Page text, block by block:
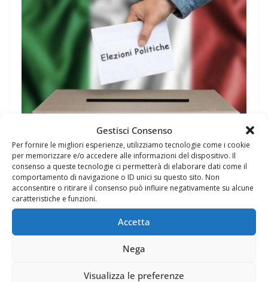
Gestisci Consenso
Per fornire le migliori esperienze, utilizziamo tecnologie come i cookie
per memorizzare e/o accedere alle informazioni del dispositivo. Il
consenso a queste tecnologie ci permetterà di elaborare dati come il
comportamento di navigazione o ID unici su questo sito. Non
acconsentire o ritirare il consenso può influire negativamente su alcune
caratteristiche e funzioni.
Accetta
Nega
Visualizza le preferenze
WEB E COMUNICAZIONE
30 Settembre 2021 Felice Balsamo
COME GESTIRE UNA CAMPAGNA
ELETTORALE: 47 DI 50
comunicazione politica per candidati Validi e testati per